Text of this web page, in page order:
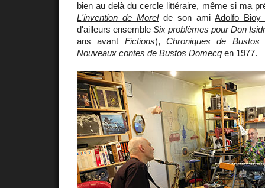
bien au delà du cercle littéraire, même si ma
L'invention de Morelde son ami Adolfo Bioy
d'ailleurs ensemble Six problèmes pour Don
ans avant Fictions),Chroniques de Bustos
Nouveaux contes de Bustos Domecqen 1977.